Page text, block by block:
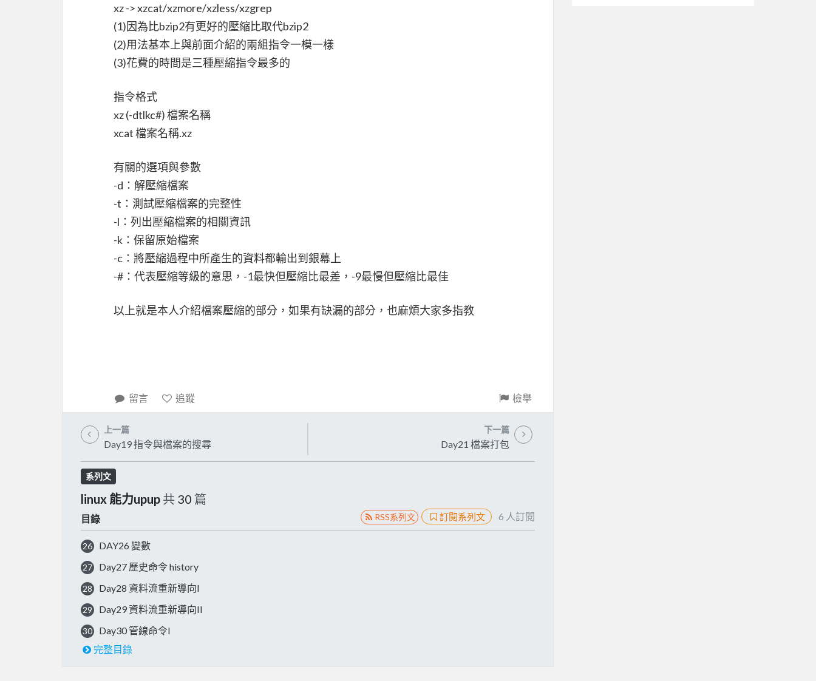
xz -> xzcat/xzmore/xzless/xzgrep
(1)因為比bzip2有更好的壓縮比取代bzip2
(2)用法基本上與前面介紹的兩組指令一模一樣
(3)花費的時間是三種壓縮指令最多的
指令格式
xz (-dtlkc#) 檔案名稱
xcat 檔案名稱.xz
有關的選項與參數
-d：解壓縮檔案
-t：測試壓縮檔案的完整性
-l：列出壓縮檔案的相關資訊
-k：保留原始檔案
-c：將壓縮過程中所產生的資料都輸出到銀幕上
-#：代表壓縮等級的意思，-1最快但壓縮比最差，-9最慢但壓縮比最佳
以上就是本人介紹檔案壓縮的部分，如果有缺漏的部分，也麻煩大家多指教
留言 追蹤 檢舉
上一篇
Day19 指令與檔案的搜尋
下一篇
Day21 檔案打包
系列文
linux 能力upup 共 30 篇
目錄 RSS系列文 訂閱系列文 6 人訂閱
26 DAY26 變數
27 Day27 歷史命令 history
28 Day28 資料流重新導向I
29 Day29 資料流重新導向II
30
Day30 管線命令I
完整目錄